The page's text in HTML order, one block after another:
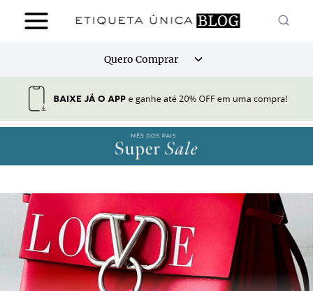
para
Quero Comprar
Alternar